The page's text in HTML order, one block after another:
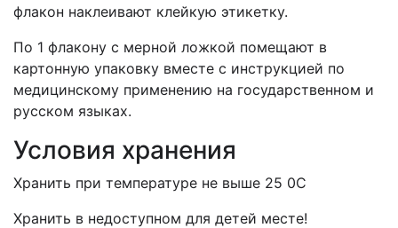
флакон наклеивают клейкую этикетку.
По 1 флакону с мерной ложкой помещают в
картонную упаковку вместе с инструкцией по
медицинскому применению на государственном и
русском языках.
Условия хранения
Хранить при температуре не выше 25 0С
Хранить в недоступном для детей месте!